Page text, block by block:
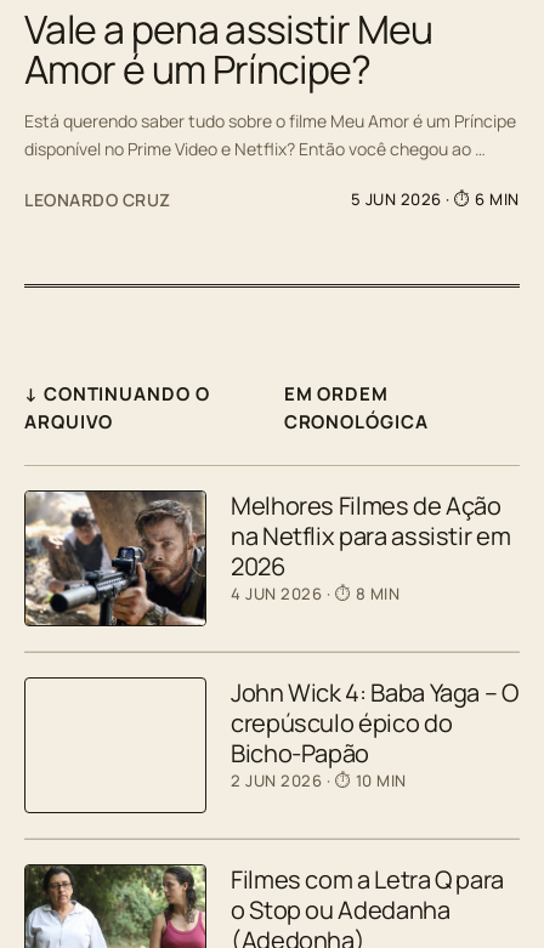
Vale a pena assistir Meu
Amor é um Príncipe?
Está querendo saber tudo sobre o filme Meu Amor é um Príncipe
disponível no Prime Video e Netflix? Então você chegou ao …
LEONARDO CRUZ 5 JUN 2026 · ⏱ 6 MIN
↓ CONTINUANDO O
ARQUIVO
EM ORDEM
CRONOLÓGICA
Melhores Filmes de Ação
na Netflix para assistir em
2026
4 JUN 2026 · ⏱ 8 MIN
John Wick 4: Baba Yaga – O
crepúsculo épico do
Bicho-Papão
2 JUN 2026 · ⏱ 10 MIN
Filmes com a Letra Q para
o Stop ou Adedanha
(Adedonha)